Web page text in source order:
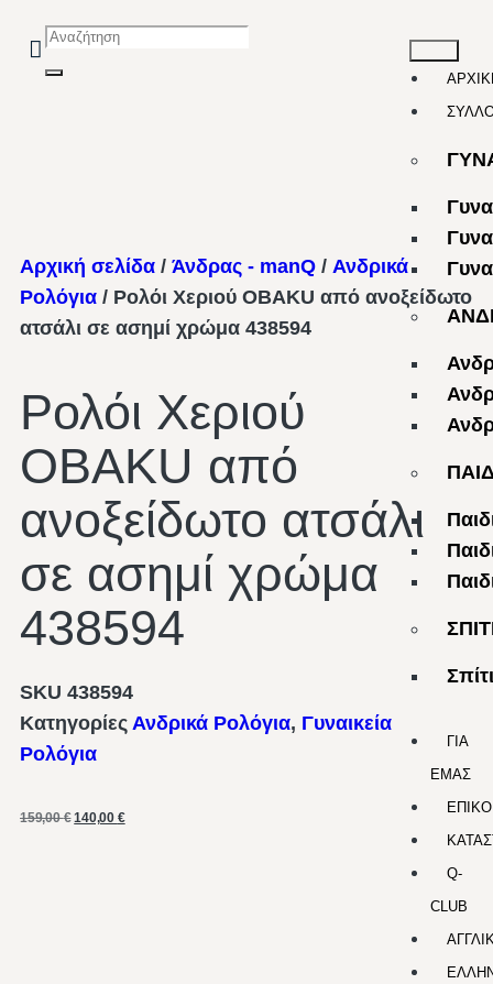
ΓΙΑ
ΕΜΑΣ
Q-
CLUB
Αρχική σελίδα / Άνδρας - manQ / Ανδρικά
Ρολόγια / Ρολόι Χεριού OBAKU από ανοξείδωτο
ατσάλι σε ασημί χρώμα 438594
Ρολόι Χεριού
OBAKU από
ανοξείδωτο ατσάλι
σε ασημί χρώμα
438594
SKU 438594
Κατηγορίες Ανδρικά Ρολόγια, Γυναικεία
Ρολόγια
159,00€ 140,00 €